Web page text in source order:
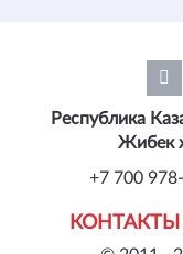
КОНТАКТЫ
Республика
Жибек
+7 700